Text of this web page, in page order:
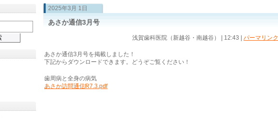
2025年3月 1日
あさか通信3月号
浅賀歯科医院（新越谷・南越谷） | 12:43 パーマリンク
あさか通信3月号を掲載しました！
下記からダウンロードできます。どうぞご覧ください！
歯周病と全身の病気
あさか訪問通信R7.3.pdf